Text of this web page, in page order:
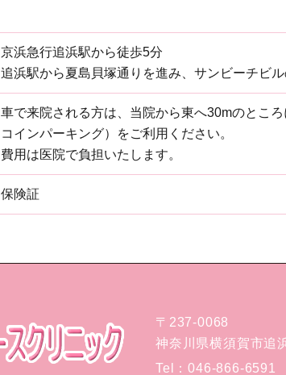
京浜急行追浜駅から徒歩5分
追浜駅から夏島貝塚通りを進み、サンビーチビ
車で来院される方は、当院から東へ30mのとこ
コインパーキング）をご利用ください。
費用は医院で負担いたします。
保険証
〒237-0068
神奈川県横須賀市追
Tel：046-866-6591